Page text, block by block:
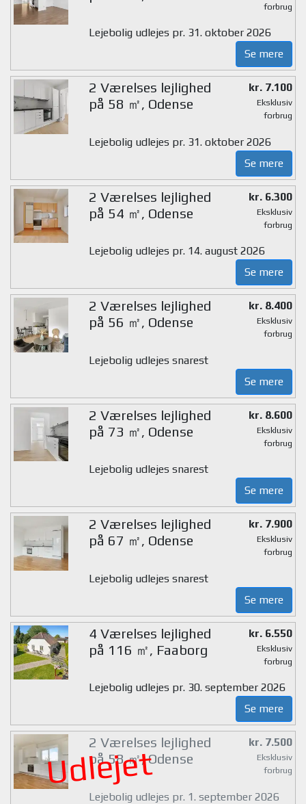
forbrug
Lejebolig udlejes pr. 31. oktober 2026
Se mere
2 Værelses lejlighed
på 58 ㎡, Odense
kr. 7.100
Eksklusiv
forbrug
Lejebolig udlejes pr. 31. oktober 2026
Se mere
2 Værelses lejlighed
på 54 ㎡, Odense
kr. 6.300
Eksklusiv
forbrug
Lejebolig udlejes pr. 14. august 2026
Se mere
2 Værelses lejlighed
på 56 ㎡, Odense
kr. 8.400
Eksklusiv
forbrug
Lejebolig udlejes snarest
Se mere
2 Værelses lejlighed
på 73 ㎡, Odense
kr. 8.600
Eksklusiv
forbrug
Lejebolig udlejes snarest
Se mere
2 Værelses lejlighed
på 67 ㎡, Odense
kr. 7.900
Eksklusiv
forbrug
Lejebolig udlejes snarest
Se mere
4 Værelses lejlighed
på 116 ㎡, Faaborg
kr. 6.550
Eksklusiv
forbrug
Lejebolig udlejes pr. 30. september 2026
Se mere
Udlejet
2 Værelses lejlighed
på 58 ㎡, Odense
kr. 7.500
Eksklusiv
forbrug
Lejebolig udlejes pr. 1. september 2026